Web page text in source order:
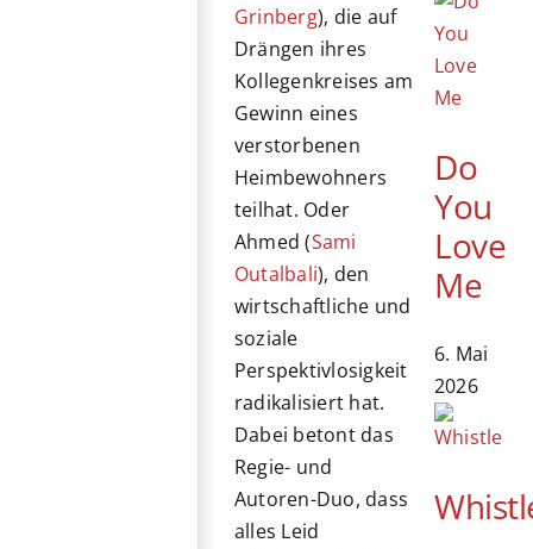
Grinberg), die auf
Drängen ihres
Kollegenkreises am
Gewinn eines
verstorbenen
Heimbewohners
teilhat. Oder
Ahmed (Sami
Outalbali), den
wirtschaftliche und
soziale
Perspektivlosigkeit
radikalisiert hat.
Dabei betont das
Regie- und
Autoren-Duo, dass
alles Leid
Do
You
Love
Me
6. Mai
2026